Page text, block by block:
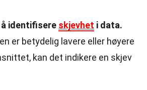
å identifisere skjevhet i data.
er betydelig lavere eller høyere
kan det indikere en skjev